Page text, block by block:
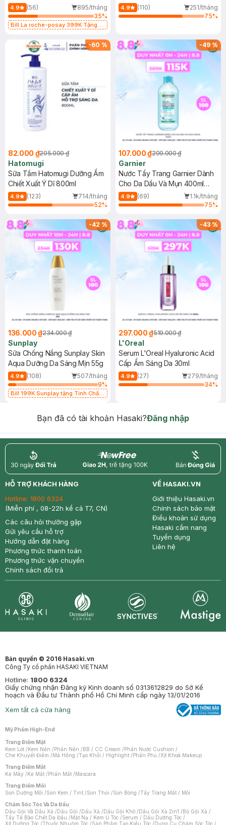
Dụng 40ml
4.9 (56)
895/tháng
35%
Bill La roche-posay 399K Tặng
(SL có hạn)
40ml
4.9 (110)
251/tháng
75%
-60 %
82.000 ₫205.000 ₫
Hatomugi
Sữa Tắm Hatomugi Dưỡng Ẩm
Chiết Xuất Ý Dĩ 800ml
4.9 (123)
714/tháng
52%
-49%
107.000 ₫209.000 ₫
Garnier
Nước Tẩy Trang Garnier Dành
Cho Da Dầu Và Mụn 400ml
(Mới)
4.9 (69)
1.1k/tháng
75%
-42%
136.000 ₫234.000 ₫
Sunplay
Sữa Chống Nắng Sunplay Skin
Aqua Dưỡng Da Sáng Mịn 55g
4.9 (108)
507/tháng
9%
Bill 199K Sunplay tặng Tinh Chất
-43%
297.000 ₫519.000 ₫
L'Oreal
Serum L'Oreal Hyaluronic Acid
Cấp Ẩm Sáng Da 30ml
4.9 (27)
279/tháng
34%
Bạn đã có tài khoản Hasaki?Đăng nhập
return nowfree price
HỖ TRỢ KHÁCH HÀNG
Hotline: 1800 6324
(Miễn phí , 08-22h kể cả T7, CN)
Các câu hỏi thường gặp
Gửi yêu cầu hỗ trợ
Hướng dẫn đặt hàng
Phương thức thanh toán
Phương thức vận chuyển
Chính sách đổi trả
VỀ HASAKI.VN
Giới thiệu Hasaki.vn
Chính sách bảo mật
Điều khoản sử dụng
Hasaki cẩm nang
Tuyển dụng
Liên hệ
Bản quyền © 2016 Hasaki.vn
Công Ty cổ phần HASAKI VIETNAM
Hotline: 1800 6324
Giấy chứng nhận Đăng ký Kinh doanh số 0313612829 do Sở Kế
hoạch và Đầu tư Thành phố Hồ Chí Minh cấp ngày 13/01/2016
Xem tất cả cửa hàng
Mỹ Phẩm High-End
Trang Điểm Mặt
Kem Lót /Kem Nền /Phấn Nền /BB / CC Cream /Phấn Nước Cushion /
Che Khuyết Điểm /Má Hồng /Tạo Khối / Highlight /Phấn Phủ /Xịt Khoá Makeup
Trang Điểm Mắt
Kẻ Mày /Kẻ Mắt /Phấn Mắt /Mascara
Trang Điểm Môi
Son Dưỡng Môi /Son Kem / Tint /Son Thỏi /Son Bóng /Tẩy Trang Mắt / Môi
Chăm Sóc Tóc Và Da Đầu
Dầu Gội Và Dầu Xả /Dầu Gội /Dầu Xả /Dầu Gội Khô /Dầu Gội Xả 2in1 /Bộ Gội Xả /
Tẩy Tế Bào Chết Da Đầu /Mặt Nạ / Kem Ủ Tóc /Serum / Dầu Dưỡng Tóc /
Xịt Dưỡng Tóc /Thuốc Nhuộm Tóc /Sản Phẩm Tạo Kiểu Tóc /Dụng Cụ Chăm Sóc Tóc /